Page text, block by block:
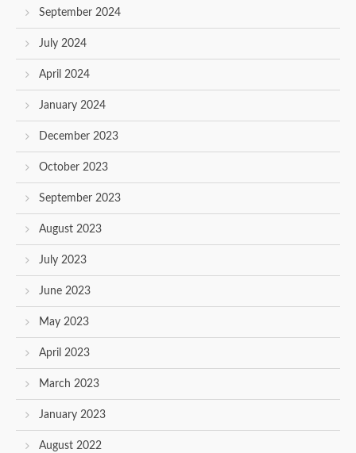
September 2024
July 2024
April 2024
January 2024
December 2023
October 2023
September 2023
August 2023
July 2023
June 2023
May 2023
April 2023
March 2023
January 2023
August 2022